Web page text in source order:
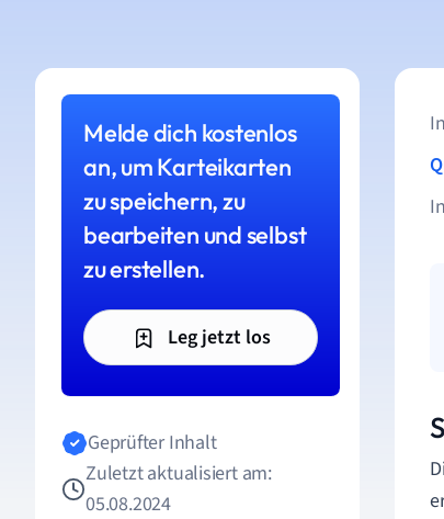
Melde dich kostenlos
an, um Karteikarten
zu speichern, zu
bearbeiten und selbst
zu erstellen.
Leg jetzt los
Geprüfter Inhalt
Zuletzt aktualisiert am:
05.08.2024